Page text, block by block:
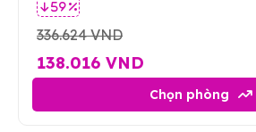
59 %
336.624 VND
138.016 VND
Chọn phòng